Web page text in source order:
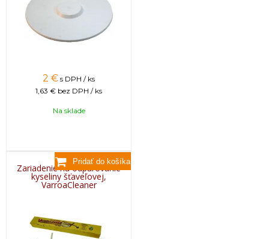
2 € s DPH / ks
1,63 € bez DPH / ks
Na sklade
Zariadenie na odparovanie
kyseliny šťaveľovej,
VarroaCleaner